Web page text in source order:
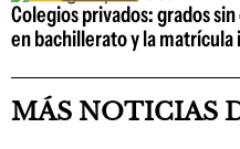
Colegios privados: grados
en bachillerato y la
MÁS NOTICIAS